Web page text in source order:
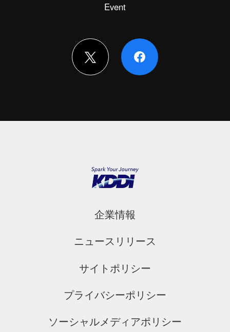
Event
企業情報
ニュースリリース
サイトポリシー
プライバシーポリシー
ソーシャルメディアポリシー